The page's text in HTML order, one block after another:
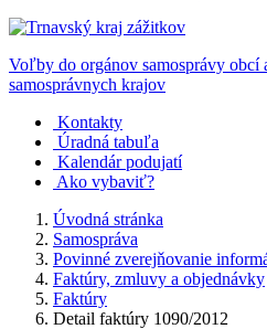
Voľby do orgánov samosprávy
samosprávnych krajov
Kontakty
Úradná tabuľa
Kalendár podujatí
Ako vybaviť?
Úvodná stránka
Samospráva
Povinné zverejňovanie
Faktúry, zmluvy a objednávky
Faktúry
Detail faktúry 1090/2012